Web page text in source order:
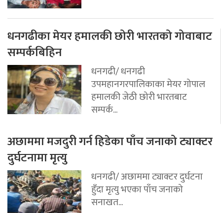
धनगढीका मेयर हमालकी छोरी भारतको गोवाबाट
सम्पर्कबिहिन
धनगढी/ धनगढी
उपमहानगरपालिकाका मेयर गोपाल
हमालकी जेठी छोरी भारतबाट
सम्पर्क...
अछाममा मजदुरी गर्न हिडेका पाँच जनाको ट्याक्टर
दुर्घटनामा मृत्यु
धनगढी/ अछाममा ट्याक्टर दुर्घटना
हुँदा मृत्यु भएका पाँच जनाको
सनाखत...